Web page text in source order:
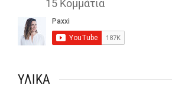
15 Κομμάτια
ΥΛΙΚΆ